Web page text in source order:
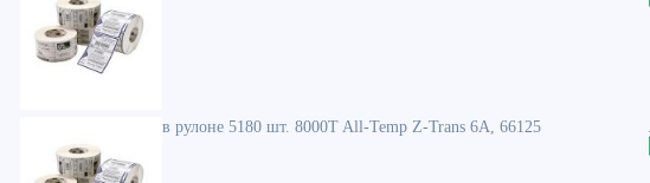
в рулоне 5180 шт. 8000T All-Temp Z-Trans 6A, 66125